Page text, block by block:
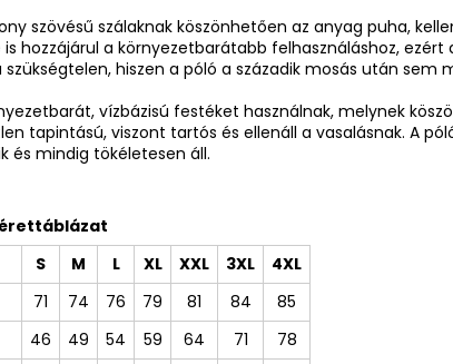
szövésű szálaknak köszönhetően az anyag puha,
is hozzájárul a környezetbarátabb felhasználáshoz,
hiszen a póló a századik mosás után sem
vízbázisú festéket használnak, melynek
tapintású, viszont tartós és ellenáll a vasalásnak. A
és mindig tökéletesen áll.
S M L XL XXL 3XL
4XL
71 74 76 79 81 84
85
46 49 54 59 64 71
78